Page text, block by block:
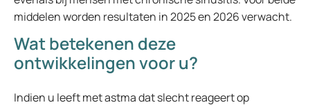
middelen worden resultaten in 2025 en 2026 verwacht.
Wat betekenen deze
ontwikkelingen voor u?
Indien u leeft met astma dat slecht reageert op